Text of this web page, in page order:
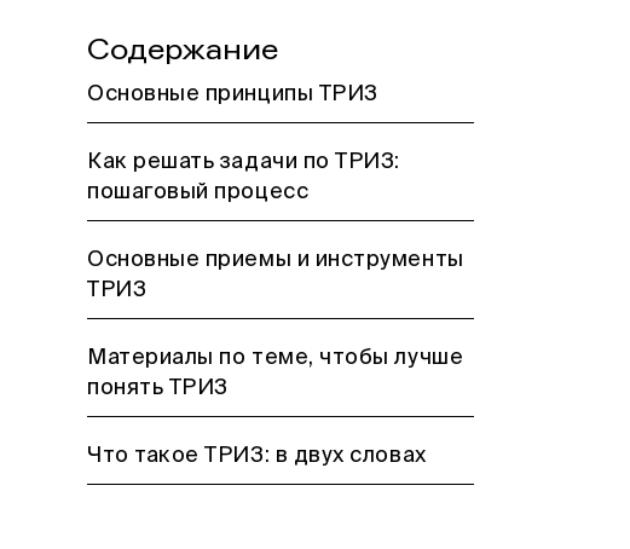
Содержание
Основные принципы ТРИЗ
Как решать задачи по ТРИЗ:
пошаговый процесс
Основные приемы и инструменты
ТРИЗ
Материалы по теме, чтобы лучше
понять ТРИЗ
Что такое ТРИЗ: в двух словах